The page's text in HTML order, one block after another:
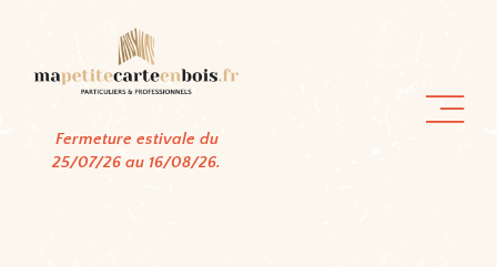
contenu
Fermeture estivale du
25/07/26 au 16/08/26.